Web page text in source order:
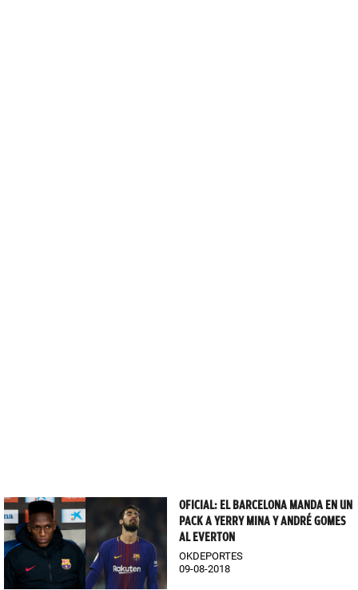
OFICIAL: EL BARCELONA MANDA EN UN
PACK A YERRY MINA Y ANDRÉ GOMES
AL EVERTON
OKDEPORTES
09-08-2018